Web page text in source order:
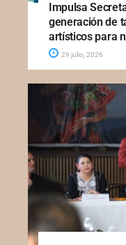
Impulsa
generación de
artísticos para
29 julio, 2026